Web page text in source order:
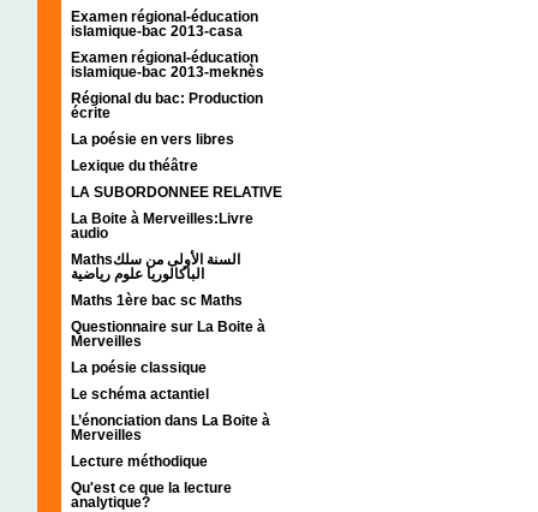
Examen régional-éducation
islamique-bac 2013-casa
Examen régional-éducation
islamique-bac 2013-meknès
Régional du bac: Production
écrite
La poésie en vers libres
Lexique du théâtre
LA SUBORDONNEE RELATIVE
La Boite à Merveilles:Livre
audio
Mathsالسنة الأولى من سلك
الباكالوريا علوم رياضية
Maths 1ère bac sc Maths
Questionnaire sur La Boite à
Merveilles
La poésie classique
Le schéma actantiel
L’énonciation dans La Boite à
Merveilles
Lecture méthodique
Qu'est ce que la lecture
analytique?